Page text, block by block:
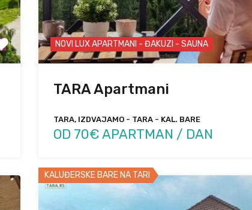
NOVI LUX APARTMANI - ĐAKUZI - SAUNA
TARA Apartmani
TARA, IZDVAJAMO - TARA - KAL. BARE
OD 70€ APARTMAN / DAN
KALUĐERSKE BARE NA TARI